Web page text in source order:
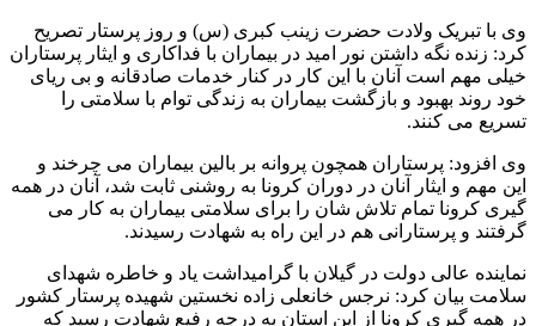
وی با تبریک ولادت حضرت زینب کبری (س) و روز پرستار تصریح
کرد: زنده نگه داشتن نور امید در بیماران با فداکاری و ایثار پرستاران
خیلی مهم است آنان با این کار در کنار خدمات صادقانه و بی ریای
خود روند بهبود و بازگشت بیماران به زندگی توام با سلامتی را
تسریع می کنند.
وی افزود: پرستاران همچون پروانه بر بالین بیماران می چرخند و
این مهم و ایثار آنان در دوران کرونا به روشنی ثابت شد، آنان در همه
گیری کرونا تمام تلاش شان را برای سلامتی بیماران به کار می
گرفتند و پرستارانی هم در این راه به شهادت رسیدند.
نماینده عالی دولت در گیلان با گرامیداشت یاد و خاطره شهدای
سلامت بیان کرد: نرجس خانعلی زاده نخستین شهیده پرستار کشور
در همه گیری کرونا از این استان به درجه رفیع شهادت رسید که